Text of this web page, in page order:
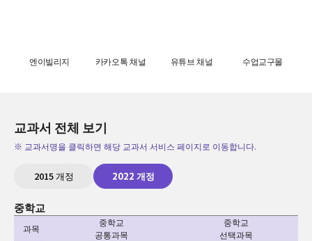
엔이빌리지 카카오톡 채널 유튜브 채널 수업교구몰
교과서 전체 보기
※ 교과서명을 클릭하면 해당 교과서 서비스 페이지로 이동합니다.
2015 개정 2022 개정
중학교
과목
중학교
공통과목
중학교
선택과목